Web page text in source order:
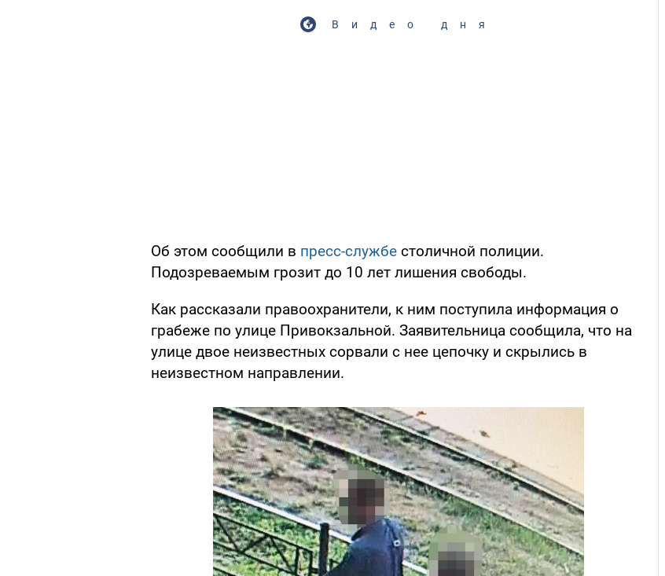
Видео дня
Об этом сообщили в пресс-службе столичной полиции.
Подозреваемым грозит до 10 лет лишения свободы.
Как рассказали правоохранители, к ним поступила информация о
грабеже по улице Привокзальной. Заявительница сообщила, что на
улице двое неизвестных сорвали с нее цепочку и скрылись в
неизвестном направлении.